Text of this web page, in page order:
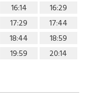
16:14
16:29
17:29
17:44
18:44
18:59
19:59
20:14